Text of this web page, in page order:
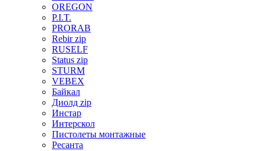
OREGON
P.I.T.
PRORAB
Rebir zip
RUSELF
Status zip
STURM
VEBEX
Байкал
Диолд zip
Инстар
Интерскол
Пистолеты монтажные
Ресанта